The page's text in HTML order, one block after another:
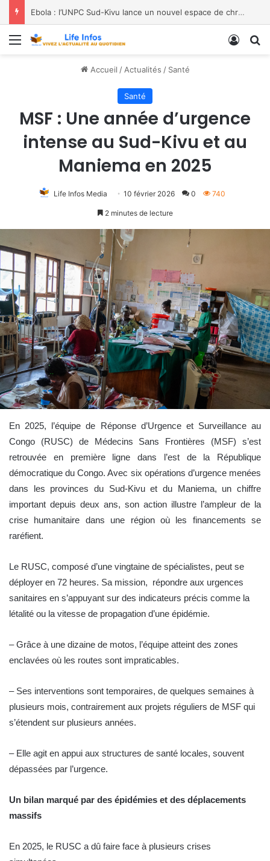
Ebola : l’UNPC Sud-Kivu lance un nouvel espace de chroniques pour renforcer la sensibilisation
Menu
Accueil / Actualités / Santé
Santé
MSF : Une année d’urgence
intense au Sud-Kivu et au
Maniema en 2025
Life Infos Media 10 février 2026 0 740
2 minutes de lecture
En 2025, l’équipe de Réponse d’Urgence et Surveillance au
Congo (RUSC) de Médecins Sans Frontières (MSF) s’est
retrouvée en première ligne dans l’est de la République
démocratique du Congo. Avec six opérations d’urgence menées
dans les provinces du Sud-Kivu et du Maniema, un chiffre
important depuis deux ans, son action illustre l’ampleur de la
crise humanitaire dans une région où les financements se
raréfient.
Le RUSC, composé d’une vingtaine de spécialistes, peut se
déployer en 72 heures. Sa mission, répondre aux urgences
sanitaires en s’appuyant sur des indicateurs précis comme la
létalité ou la vitesse de propagation d’une épidémie.
– Grâce à une dizaine de motos, l’équipe atteint des zones
enclavées où les routes sont impraticables.
– Ses interventions sont temporaires, de quelques semaines à
plusieurs mois, contrairement aux projets réguliers de MSF qui
s’étendent sur plusieurs années.
– Elle agit en appui aux structures de santé locales, souvent
dépassées par l’urgence.
Un bilan marqué par des épidémies et des déplacements
massifs
En 2025, le RUSC a dû faire face à plusieurs crises